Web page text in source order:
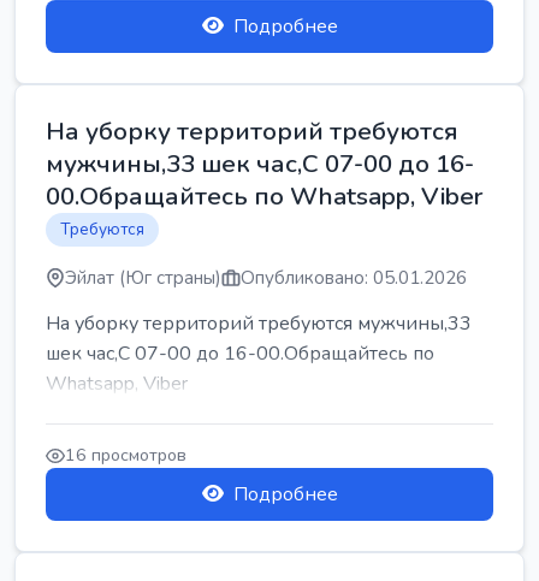
Подробнее
На уборку территорий требуются
мужчины,33 шек час,С 07-00 до 16-
00.Обращайтесь по Whatsapp, Viber
Требуются
Эйлат (Юг страны) Опубликовано: 05.01.2026
На уборку территорий требуются мужчины,33
шек час,С 07-00 до 16-00.Обращайтесь по
Whatsapp, Viber
16 просмотров
Подробнее